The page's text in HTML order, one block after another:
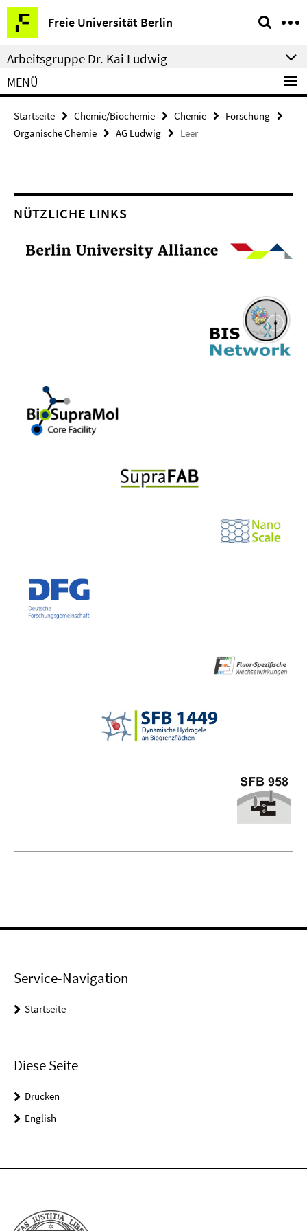
Springe
direkt
zu
Inhalt
Freie Universität Berlin
Service-
Navigation
Arbeitsgruppe Dr. Kai Ludwig
MENÜ
Startseite Chemie/Biochemie Chemie
Forschung
Organische Chemie
AG Ludwig Leer
NÜTZLICHE LINKS
Service-Navigation
Startseite
Diese Seite
Drucken
English